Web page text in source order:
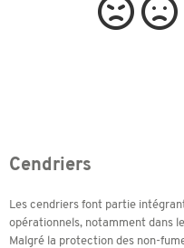
Cendriers
Les cendriers font partie
opérationnels, notamment dans
Malgré la protection des non-